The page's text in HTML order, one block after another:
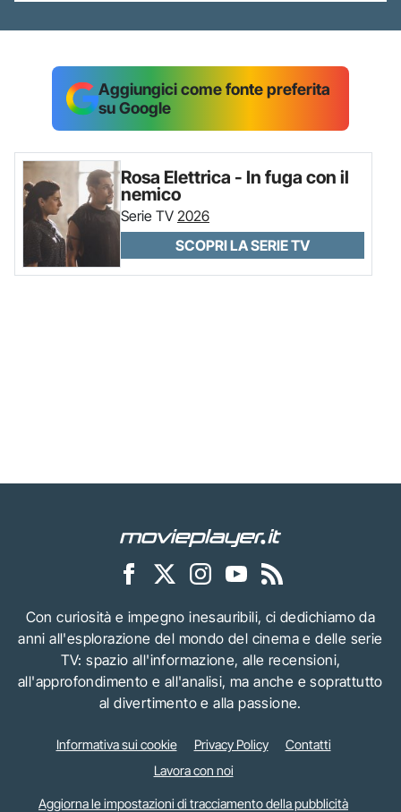
Aggiungici come fonte preferita
su Google
Rosa Elettrica - In fuga con il
nemico
Serie TV 2026
SCOPRI LA SERIE TV
Con curiosità e impegno inesauribili, ci dedichiamo da
anni all'esplorazione del mondo del cinema e delle serie
TV: spazio all'informazione, alle recensioni,
all'approfondimento e all'analisi, ma anche e soprattutto
al divertimento e alla passione.
Informativa sui cookie Privacy Policy
Contatti
Lavora con noi
Aggiorna le impostazioni di tracciamento della pubblicità